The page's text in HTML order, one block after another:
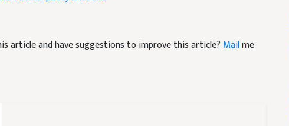
article and have suggestions to improve this article?